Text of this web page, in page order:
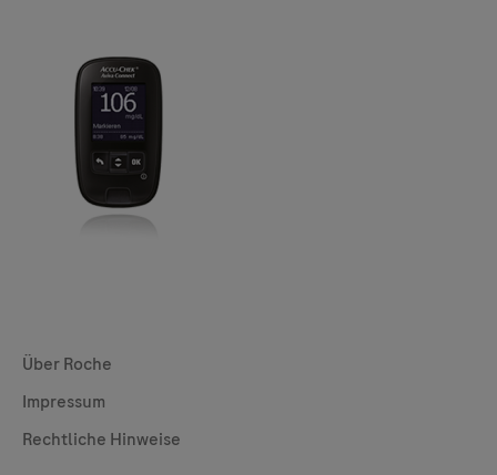
Global Websites
Über Roche
Impressum
Rechtliche Hinweise